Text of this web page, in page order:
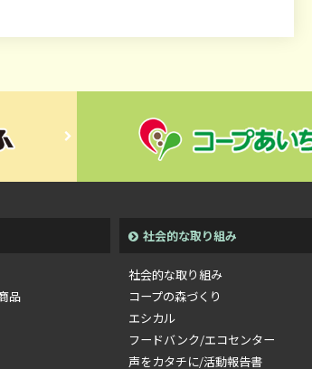
品
社会的な取り組み
社会的な取り組み
コープの森づくり
エシカル
フードバンク/エコセンター
声をカタチに/活動報告書